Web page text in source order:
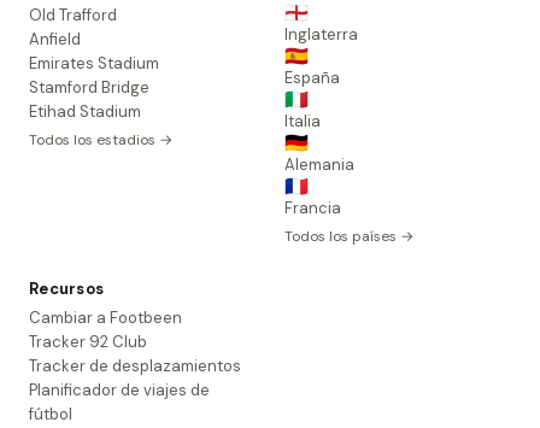
Old Trafford
Anfield
Emirates Stadium
Stamford Bridge
Etihad Stadium
Todos los estadios →
🏴󠁧󠁢󠁥󠁮󠁧󠁿
Inglaterra
🇪🇸
España
🇮🇹
Italia
🇩🇪
Alemania
🇫🇷
Francia
Todos los países →
Recursos
Cambiar a Footbeen
Tracker 92 Club
Tracker de desplazamientos
Planificador de viajes de
fútbol